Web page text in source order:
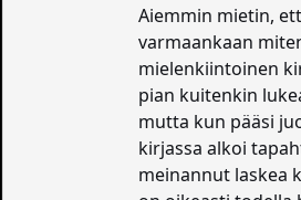
Aiemmin mietin,
varmaankaan
mielenkiintoinen
pian kuitenkin
mutta kun pääsi
kirjassa alkoi
meinannut laskea